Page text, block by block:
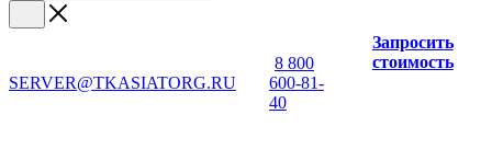
SERVER@TKASIATORG.RU
8 800
600-81-
40
Запросить
стоимость